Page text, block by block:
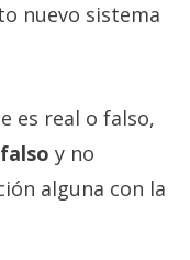
nuevo sistema
es real o falso,
y no
alguna con la